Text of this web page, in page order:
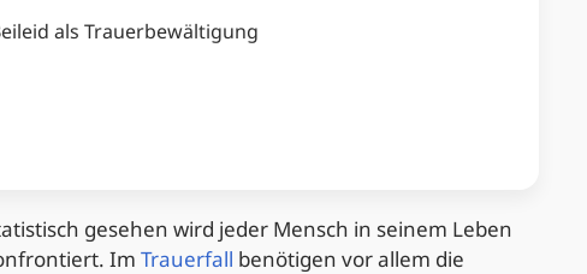
als Trauerbewältigung
gesehen wird jeder Mensch in seinem Leben
Im Trauerfall benötigen vor allem die